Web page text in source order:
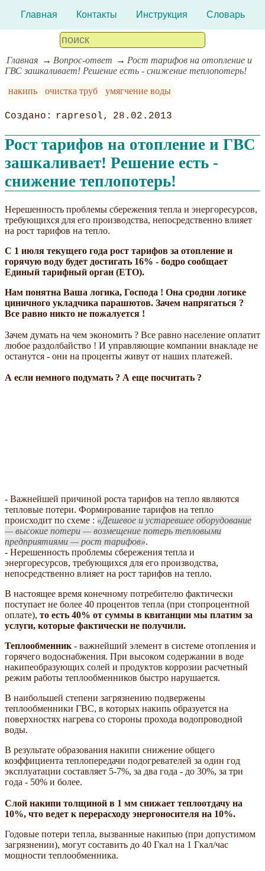
Главная Контакты Инструкция Словарь
Главная Вопрос-ответ
Рост тарифов на отопление и
ГВС зашкаливает! Решение есть - снижение теплопотерь!
накипь
очистка труб умягчение воды
rapresol 28.02.2013
Рост тарифов на отопление и ГВС
зашкаливает! Решение есть -
снижение теплопотерь!
Нерешенность проблемы сбережения тепла и энергоресурсов,
требующихся для его производства, непосредственно влияет
на рост тарифов на тепло.
С 1 июля текущего года рост тарифов за отопление и
горячую воду будет достигать 16% - бодро сообщает
Единый тарифный орган (ЕТО).
Нам понятна Ваша логика, Господа ! Она сродни логике
циничного укладчика парашютов. Зачем напрягаться ?
Все равно никто не пожалуется !
Зачем думать на чем экономить ? Все равно население оплатит
любое раздолбайство ! И управляющие компании внакладе не
останутся - они на проценты живут от наших платежей.
А если немного подумать ? А еще посчитать ?
- Важнейшей причиной роста тарифов на тепло являются
тепловые потери. Формирование тарифов на тепло
происходит по схеме :
Дешевое и устаревшее оборудование
— высокие потери — возмещение потерь тепловыми
предприятиями — рост тарифов .
- Нерешенность проблемы сбережения тепла и
энергоресурсов, требующихся для его производства,
непосредственно влияет на рост тарифов на тепло.
В настоящее время конечному потребителю фактически
поступает не более 40 процентов тепла (при стопроцентной
оплате), то есть 40% от суммы в квитанции мы платим за
услуги, которые фактически не получили.
Теплообменник - важнейший элемент в системе отопления и
горячего водоснабжения. При высоком содержании в воде
накипеобразующих солей и продуктов коррозии расчетный
режим работы теплообменников быстро нарушается.
В наибольшей степени загрязнению подвержены
теплообменники ГВС, в которых накипь образуется на
поверхностях нагрева со стороны прохода водопроводной
воды.
В результате образования накипи снижение общего
коэффициента теплопередачи подогревателей за один год
эксплуатации составляет 5-7%, за два года - до 30%, за три
года - 50% и более.
Слой накипи толщиной в 1 мм снижает теплоотдачу на
10%, что ведет к перерасходу энергоносителя на 10%.
Годовые потери тепла, вызванные накипью (при допустимом
загрязнении), могут составить до 40 Гкал на 1 Гкал/час
мощности теплообменника.